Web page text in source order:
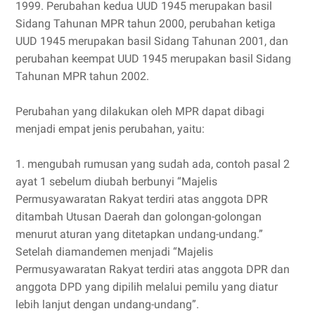
1999. Perubahan kedua UUD 1945 merupakan basil
Sidang Tahunan MPR tahun 2000, perubahan ketiga
UUD 1945 merupakan basil Sidang Tahunan 2001, dan
perubahan keempat UUD 1945 merupakan basil Sidang
Tahunan MPR tahun 2002.
Perubahan yang dilakukan oleh MPR dapat dibagi
menjadi empat jenis perubahan, yaitu:
1. mengubah rumusan yang sudah ada, contoh pasal 2
ayat 1 sebelum diubah berbunyi “Majelis
Permusyawaratan Rakyat terdiri atas anggota DPR
ditambah Utusan Daerah dan golongan-golongan
menurut aturan yang ditetapkan undang-undang.”
Setelah diamandemen menjadi “Majelis
Permusyawaratan Rakyat terdiri atas anggota DPR dan
anggota DPD yang dipilih melalui pemilu yang diatur
lebih lanjut dengan undang-undang”.